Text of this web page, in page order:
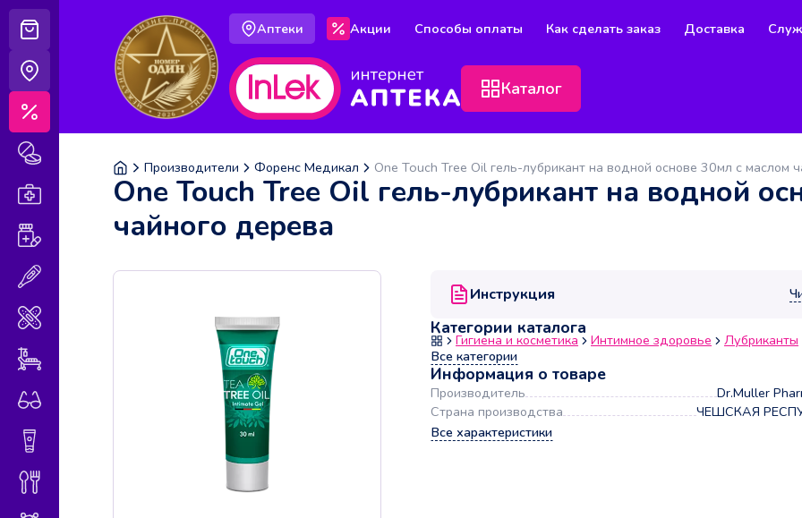
Витамины и БАДы
Медицинская техника
Аптеки Акции Способы оплаты Как сделать заказ Доставка
Каталог
Производители Форенс Медикал One Touch Tree Oil гель-лубрикант на водной основе 30мл с маслом
One Touch Tree Oil гель-лубрикант на водной
чайного дерева
Инструкция
Категории каталога
Гигиена и косметика Интимное здоровье
Лубриканты
Все категории
Информация о товаре
Производитель
Dr.Muller
Страна производства
ЧЕШСКАЯ
Все характеристики